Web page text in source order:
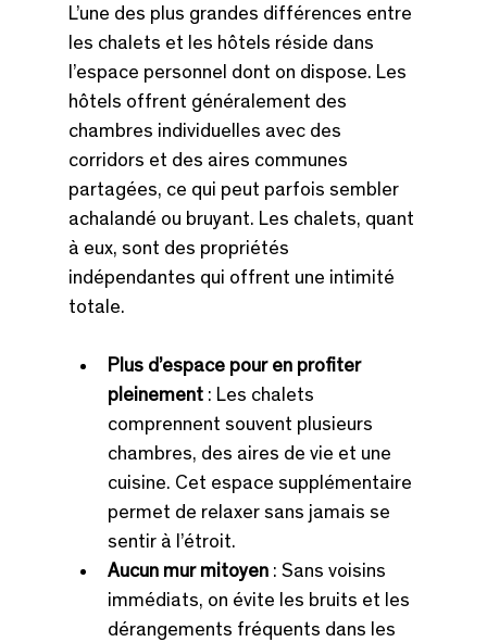
L’une des plus grandes différences entre
les chalets et les hôtels réside dans
l’espace personnel dont on dispose. Les
hôtels offrent généralement des
chambres individuelles avec des
corridors et des aires communes
partagées, ce qui peut parfois sembler
achalandé ou bruyant. Les chalets, quant
à eux, sont des propriétés
indépendantes qui offrent une intimité
totale.
Plus d’espace pour en profiter
pleinement : Les chalets
comprennent souvent plusieurs
chambres, des aires de vie et une
cuisine. Cet espace supplémentaire
permet de relaxer sans jamais se
sentir à l’étroit.
Aucun mur mitoyen : Sans voisins
immédiats, on évite les bruits et les
dérangements fréquents dans les